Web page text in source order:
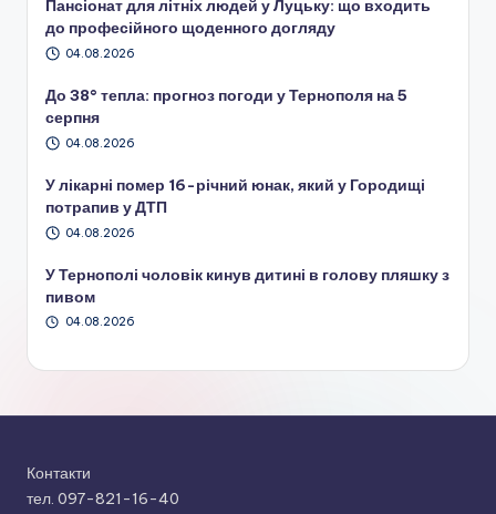
Пансіонат для літніх людей у Луцьку: що входить
до професійного щоденного догляду
04.08.2026
До 38° тепла: прогноз погоди у Тернополя на 5
серпня
04.08.2026
У лікарні помер 16-річний юнак, який у Городищі
потрапив у ДТП
04.08.2026
У Тернополі чоловік кинув дитині в голову пляшку з
пивом
04.08.2026
Контакти
тел. 097-821-16-40